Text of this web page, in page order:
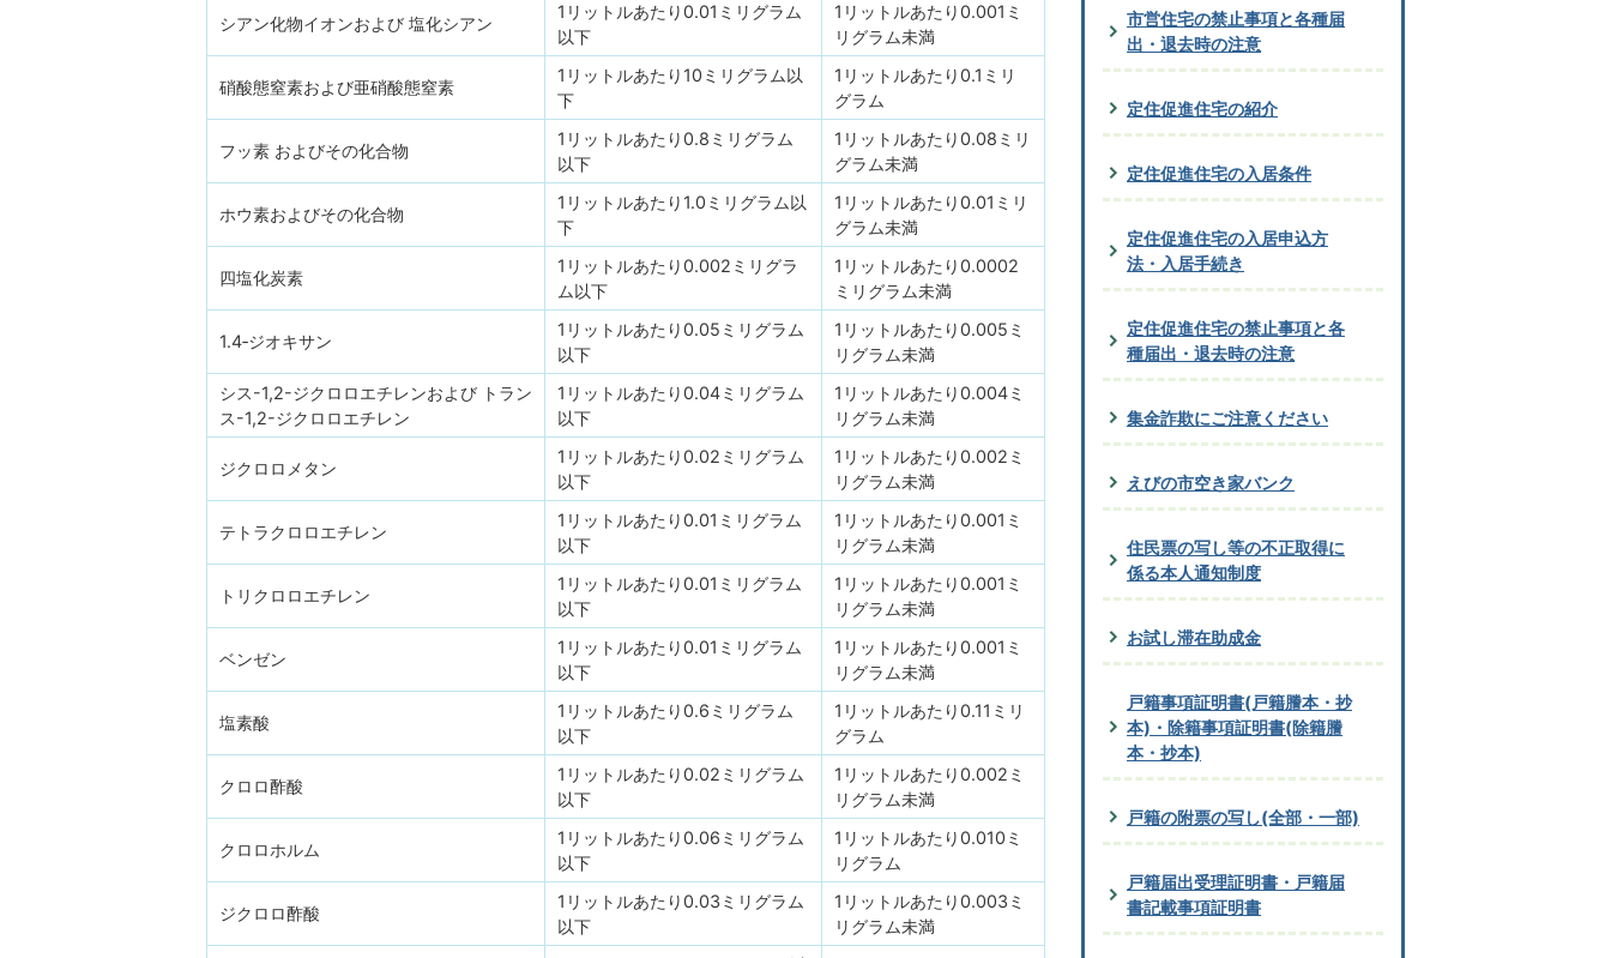
シアン化物イオンおよび 塩化シアン
1リットルあたり0.01ミリグラム
以下
1リットルあたり0.001ミ
リグラム未満
硝酸態窒素および亜硝酸態窒素
1リットルあたり10ミリグラム以
下
1リットルあたり0.1ミリ
グラム
フッ素 およびその化合物
1リットルあたり0.8ミリグラム
以下
1リットルあたり0.08ミリ
グラム未満
ホウ素およびその化合物
1リットルあたり1.0ミリグラム以
下
1リットルあたり0.01ミリ
グラム未満
四塩化炭素
1リットルあたり0.002ミリグラ
ム以下
1リットルあたり0.0002
ミリグラム未満
1.4‐ジオキサン
1リットルあたり0.05ミリグラム
以下
1リットルあたり0.005ミ
リグラム未満
シス-1,2-ジクロロエチレンおよび トラン
ス-1,2-ジクロロエチレン
1リットルあたり0.04ミリグラム
以下
1リットルあたり0.004ミ
リグラム未満
ジクロロメタン
1リットルあたり0.02ミリグラム
以下
1リットルあたり0.002ミ
リグラム未満
テトラクロロエチレン
1リットルあたり0.01ミリグラム
以下
1リットルあたり0.001ミ
リグラム未満
トリクロロエチレン
1リットルあたり0.01ミリグラム
以下
1リットルあたり0.001ミ
リグラム未満
ベンゼン
1リットルあたり0.01ミリグラム
以下
1リットルあたり0.001ミ
リグラム未満
塩素酸
1リットルあたり0.6ミリグラム
以下
1リットルあたり0.11ミリ
グラム
クロロ酢酸
1リットルあたり0.02ミリグラム
以下
1リットルあたり0.002ミ
リグラム未満
クロロホルム
1リットルあたり0.06ミリグラム
以下
1リットルあたり0.010ミ
リグラム
ジクロロ酢酸
1リットルあたり0.03ミリグラム
以下
1リットルあたり0.003ミ
リグラム未満
市営住宅の禁止事項と各種届
出・退去時の注意
定住促進住宅の紹介
定住促進住宅の入居条件
定住促進住宅の入居申込方
法・入居手続き
定住促進住宅の禁止事項と各
種届出・退去時の注意
集金詐欺にご注意ください
えびの市空き家バンク
住民票の写し等の不正取得に
係る本人通知制度
お試し滞在助成金
戸籍事項証明書(戸籍謄本・抄
本)・除籍事項証明書(除籍謄
本・抄本)
戸籍の附票の写し(全部・一部)
戸籍届出受理証明書・戸籍届
書記載事項証明書